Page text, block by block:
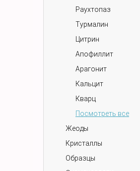
Раухтопаз
Турмалин
Цитрин
Апофиллит
Арагонит
Кальцит
Кварц
Посмотреть все
Жеоды
Кристаллы
Образцы